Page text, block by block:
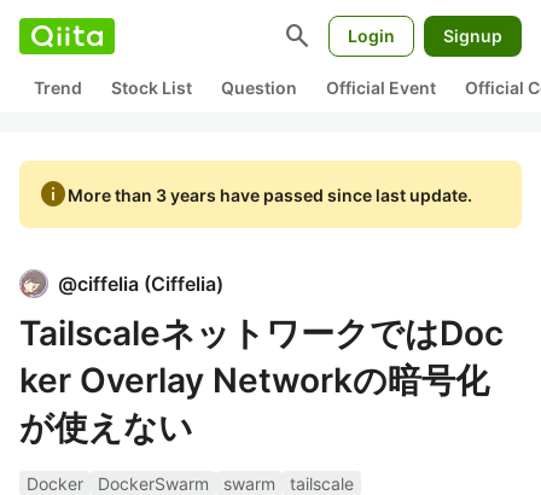
search Login Signup
Trend Stock List Question Official Event Official
infoMore than 3 years have passed since last update.
@ciffelia (Ciffelia)
TailscaleネットワークではDoc
ker Overlay Networkの暗号化
が使えない
Docker DockerSwarm swarm
tailscale